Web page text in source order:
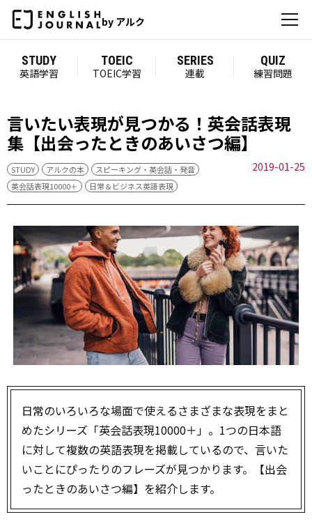
by アルク
STUDY
英語学習
TOEIC
TOEIC学習
SERIES
連載
QUIZ
練習問題
言いたい表現が見つかる！英会話表現
集【出会ったときのあいさつ編】
STUDY アルクの本
スピーキング・英会話・発音
英会話表現10000＋
日常＆ビジネス英語表現
2019-01-25
日常のいろいろな場面で使えるさまざまな表現をまと
めたシリーズ「英会話表現10000＋」。1つの日本語
に対して複数の英語表現を掲載しているので、言いた
いことにぴったりのフレーズが見つかります。【出会
ったときのあいさつ編】を紹介します。